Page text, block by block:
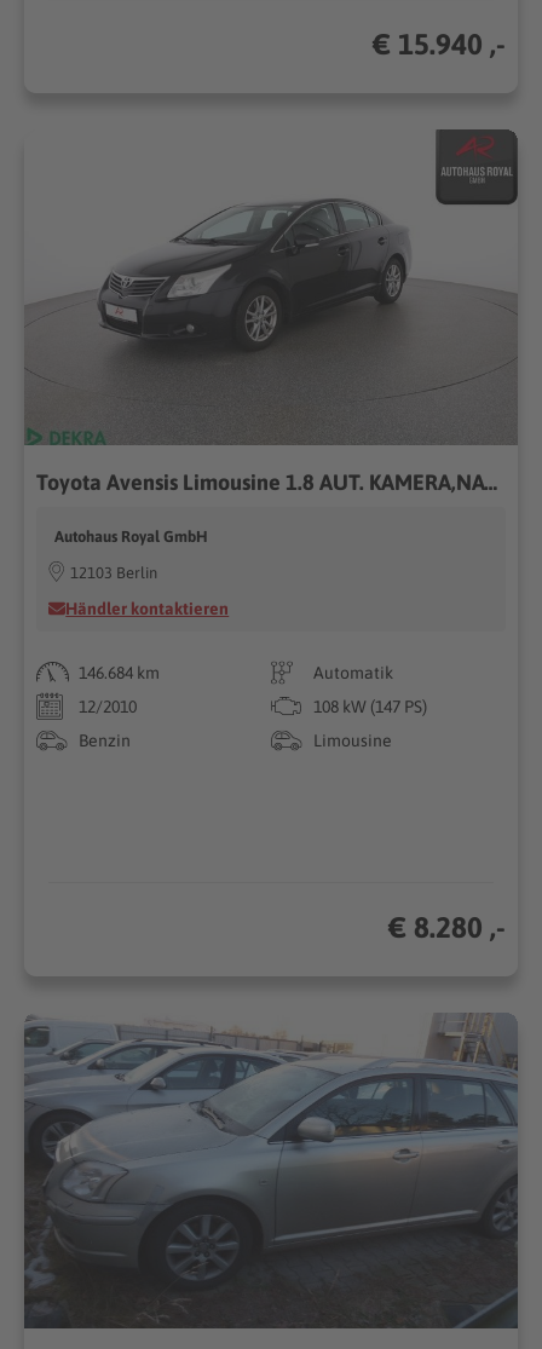
€ 15.940 ,-
Toyota Avensis Limousine 1.8 AUT. KAMERA,NAVIGATION
Autohaus Royal GmbH
12103 Berlin
Händler kontaktieren
146.684 km
Automatik
12/2010
108 kW (147 PS)
Benzin
Limousine
€ 8.280 ,-